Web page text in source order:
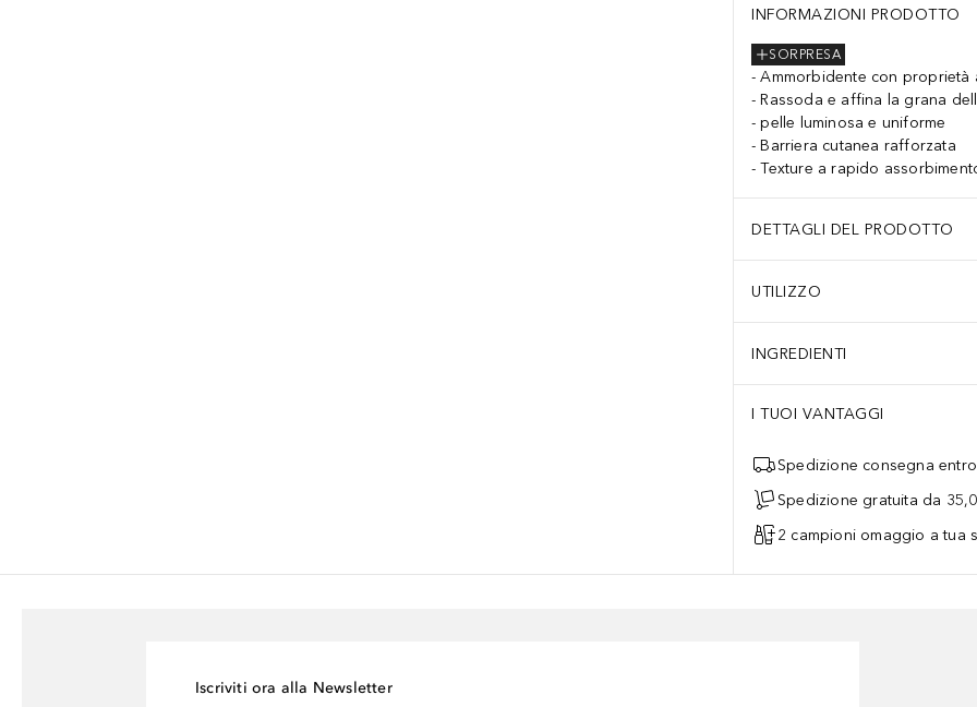
INFORMAZIONI PRODOTTO
SORPRESA
Ammorbidente con proprietà
Rassoda e affina la grana
pelle luminosa e uniforme
Barriera cutanea rafforzata
Texture a rapido
DETTAGLI DEL PRODOTTO
UTILIZZO
INGREDIENTI
I TUOI VANTAGGI
Spedizione consegna
Spedizione gratuita da
2 campioni omaggio a tua
Iscriviti ora alla Newsletter